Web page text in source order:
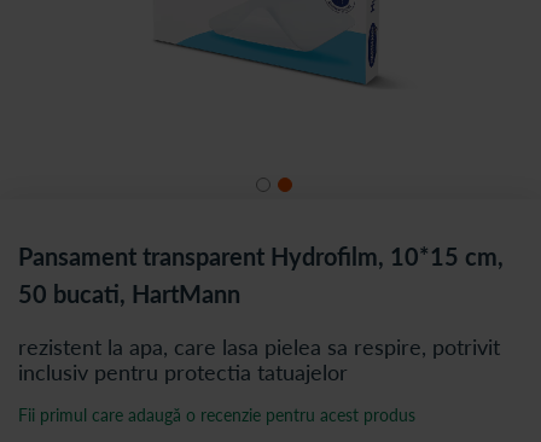
Pansament transparent Hydrofilm, 10*15 cm,
50 bucati, HartMann
rezistent la apa, care lasa pielea sa respire, potrivit
inclusiv pentru protectia tatuajelor
Fii primul care adaugă o recenzie pentru acest produs